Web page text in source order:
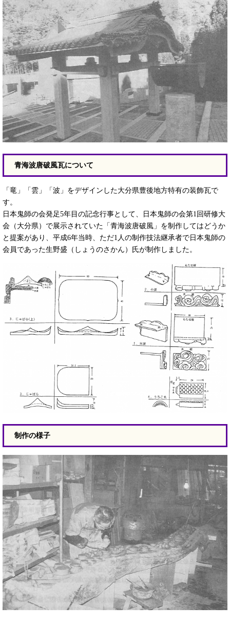
青海波唐破風瓦について
「竜」「雲」「波」をデザインした大分県豊後地方特有の装飾瓦で
す。
日本鬼師の会発足5年目の記念行事として、日本鬼師の会第1回研修大
会（大分県）で展示されていた「青海波唐破風」を制作してはどうか
と提案があり、平成6年当時、ただ1人の制作技法継承者で日本鬼師の
会員であった生野盛（しょうのさかん）氏が制作しました。
制作の様子